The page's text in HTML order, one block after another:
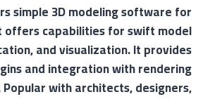
simple 3D modeling software for
offers capabilities for swift model
and visualization. It provides
and integration with rendering
with architects, designers,